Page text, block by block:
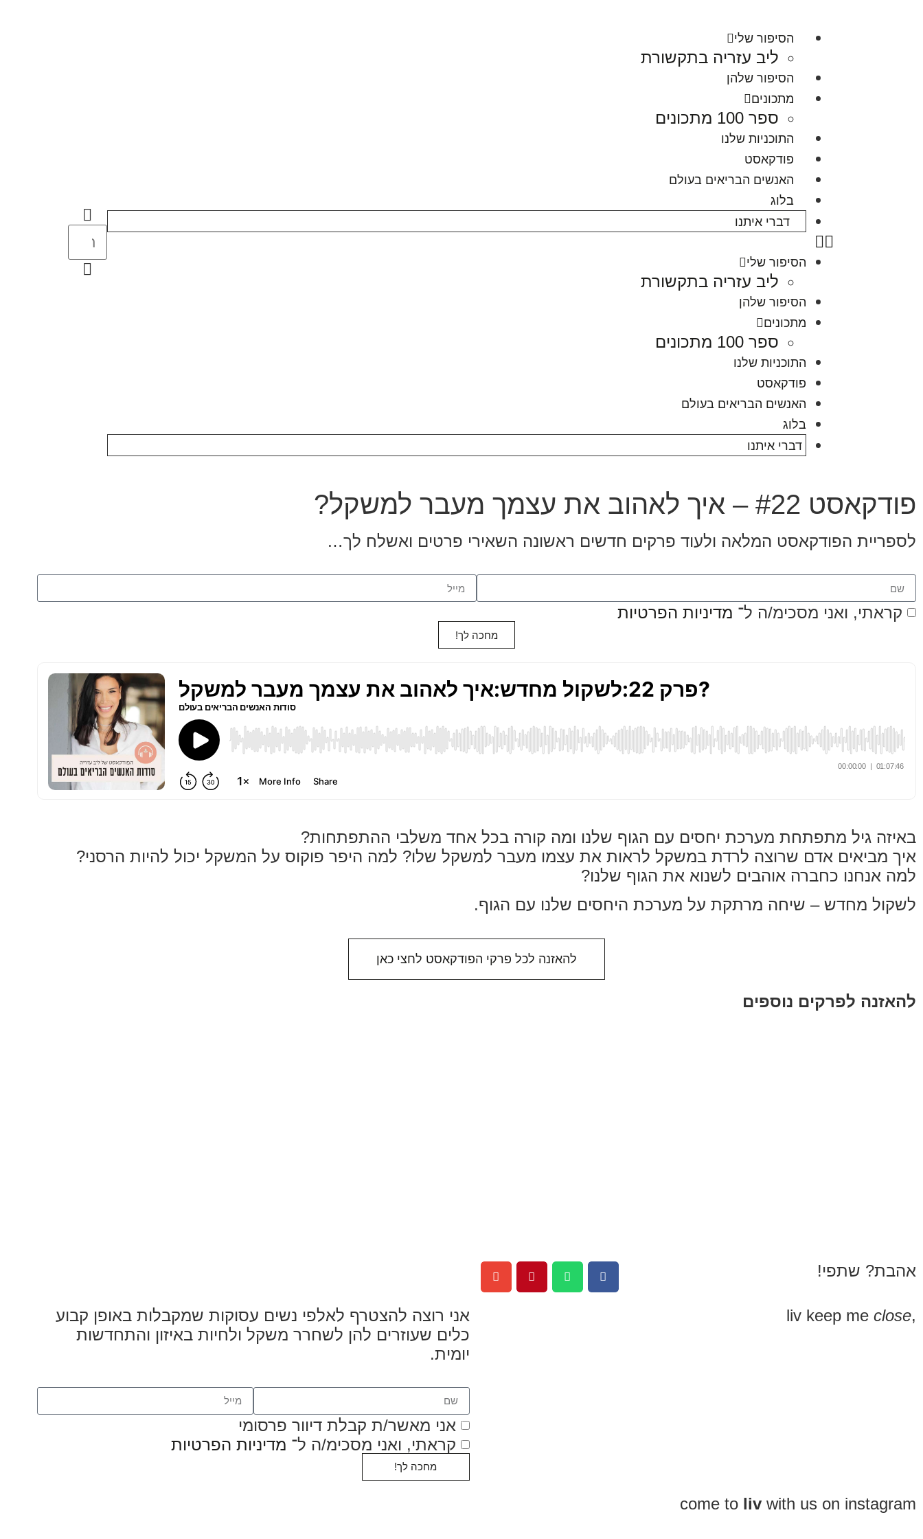
הסיפור שלי
ליב עזריה בתקשורת
הסיפור שלהן
מתכונים
ספר 100 מתכונים
התוכניות שלנו
פודקאסט
האנשים הבריאים בעולם
בלוג
דברי איתנו
הסיפור שלי
ליב עזריה בתקשורת
הסיפור שלהן
מתכונים
ספר 100 מתכונים
התוכניות שלנו
פודקאסט
האנשים הבריאים בעולם
בלוג
דברי איתנו
פודקאסט #22 – איך לאהוב את עצמך מעבר למשקל?
לספריית הפודקאסט המלאה ולעוד פרקים חדשים ראשונה השאירי פרטים ואשלח לך…
קראתי, ואני מסכימ/ה ל־ מדיניות הפרטיות
מחכה לך!
באיזה גיל מתפתחת מערכת יחסים עם הגוף שלנו ומה קורה בכל אחד משלבי ההתפתחות?
איך מביאים אדם שרוצה לרדת במשקל לראות את עצמו מעבר למשקל שלו? למה היפר פוקוס על המשקל יכול להיות הרסני?
למה אנחנו כחברה אוהבים לשנוא את הגוף שלנו?
לשקול מחדש – שיחה מרתקת על מערכת היחסים שלנו עם הגוף.
להאזנה לכל פרקי הפודקאסט לחצי כאן
להאזנה לפרקים נוספים
אהבת? שתפי!
,liv keep me
close
אני רוצה להצטרף לאלפי נשים עסוקות שמקבלות באופן קבוע
כלים שעוזרים להן לשחרר משקל ולחיות באיזון והתחדשות
יומית.
אני מאשר/ת קבלת דיוור פרסומי
קראתי, ואני מסכימ/ה ל־ מדיניות הפרטיות
מחכה לך!
come to liv with us on instagram